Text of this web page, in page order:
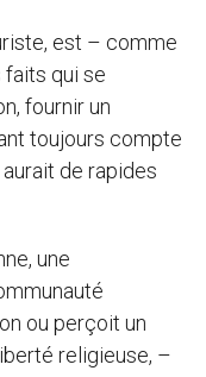
est – comme
qui se
fournir un
toujours compte
de rapides
une
ou perçoit un
religieuse, –